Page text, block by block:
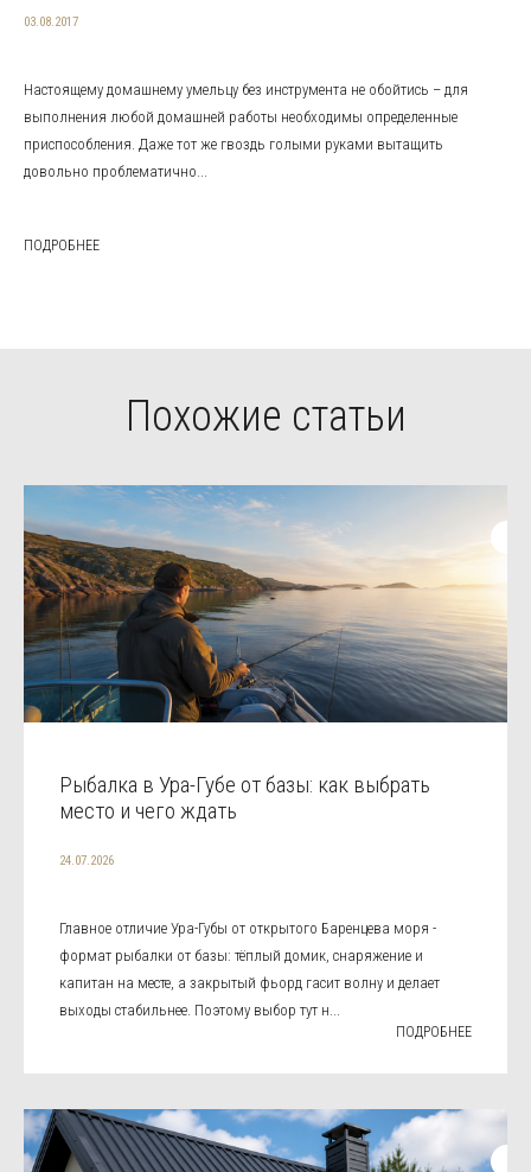
03.08.2017
Настоящему домашнему умельцу без инструмента не обойтись – для
выполнения любой домашней работы необходимы определенные
приспособления. Даже тот же гвоздь голыми руками вытащить
довольно проблематично...
ПОДРОБНЕЕ
Похожие статьи
Рыбалка в Ура-Губе от базы: как выбрать
место и чего ждать
24.07.2026
Главное отличие Ура-Губы от открытого Баренцева моря -
формат рыбалки от базы: тёплый домик, снаряжение и
капитан на месте, а закрытый фьорд гасит волну и делает
выходы стабильнее. Поэтому выбор тут н...
ПОДРОБНЕЕ